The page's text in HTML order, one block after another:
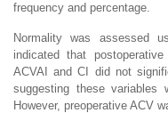
frequency and percentage.
Normality was assessed
indicated that
ACVAI and CI did not
suggesting these variables
However, preoperative ACV